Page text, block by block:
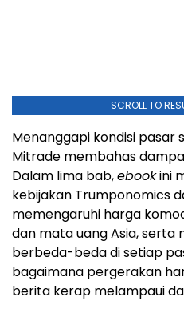
SCROLL TO
Menanggapi kondisi pasar
Mitrade membahas
Dalam lima bab,ebookini
kebijakan Trumponomics
memengaruhi harga
dan mata uang Asia,
berbeda-beda di setiap
bagaimana pergerakan
berita kerap melampaui